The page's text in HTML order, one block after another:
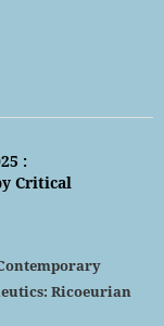
:
Critical
Contemporary
Ricoeurian